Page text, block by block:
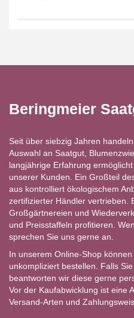
Beringmeier
Seit über siebzig Jahren
Auswahl an Saatgut,
langjährige Erfahrung
unserer Kunden. Ein Großteil
aus kontrolliert ökologischem
zertifizierter Händler vertrieben.
Großgärtnereien und
und Preisstaffeln profitieren.
sprechen Sie uns gerne an.
In unserem Online-Shop
unkompliziert bestellen. Falls
beantworten wir diese gerne
Vor der Kaufabwicklung ist eine
Versand-Arten und